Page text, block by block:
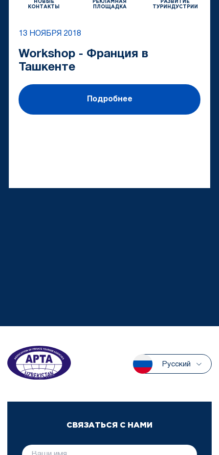
НОВЫЕ
КОНТАКТЫ
РЕКЛАМНАЯ
ПЛОЩАДКА
РАЗВИТИЕ
ТУРИНДУСТРИИ
13 НОЯБРЯ 2018
Workshop - Франция в
Ташкенте
Подробнее
Русский
СВЯЗАТЬСЯ С НАМИ